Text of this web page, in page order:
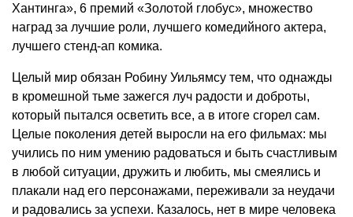
Хантинга», 6 премий «Золотой глобус», множество
наград за лучшие роли, лучшего комедийного актера,
лучшего стенд-ап комика.
Целый мир обязан Робину Уильямсу тем, что однажды
в кромешной тьме зажегся луч радости и доброты,
который пытался осветить все, а в итоге сгорел сам.
Целые поколения детей выросли на его фильмах: мы
учились по ним умению радоваться и быть счастливым
в любой ситуации, дружить и любить, мы смеялись и
плакали над его персонажами, переживали за неудачи
и радовались за успехи. Казалось, нет в мире человека